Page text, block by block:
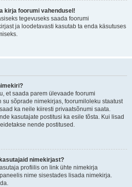
kirja foorumi vahendusel!
tegevuseks saada foorumi
ja loodetavasti kasutab ta enda käsutuses
et saada parem ülevaade foorumi
su sõprade nimekirjas, foorumiloleku staatust
ka neile kiiresti privaatsõnumi saata.
kasutajate postitusi ka esile tõsta. Kui lisad
nende postitused.
nimekirjast?
profiilis on link ühte nimekirja
nime sisestades lisada nimekirja.